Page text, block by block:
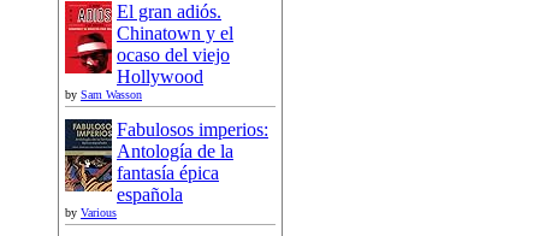
El gran adiós.
Chinatown y el
ocaso del viejo
Hollywood
by Sam Wasson
Fabulosos imperios:
Antología de la
fantasía épica
española
by Various